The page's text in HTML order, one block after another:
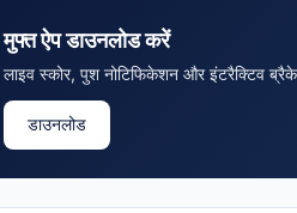
मुफ्त ऐप डाउनलोड करें
लाइव स्कोर, पुश नोटिफिकेशन और इंटरैक्टिव
डाउनलोड